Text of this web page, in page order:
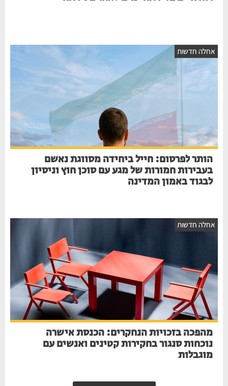
חדשות
הותר לפרסום: חייל ביחידה מסווגת נאשם
בעבירות חמורות של מגע עם סוכן חוץ וניסיון
לבגוד באמון המדינה
חדשות
מהפכה בזכויות הנחקרים: הכנסת אישרה
נוכחות סנגור בחקירות קטינים ואנשים עם
מוגבלות